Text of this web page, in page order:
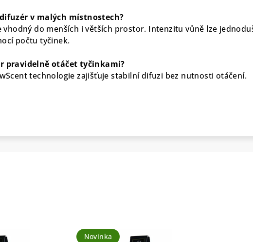
v malých místnostech?
vhodný do menších i větších prostor. Intenzitu vůně lze
počtu tyčinek.
pravidelně otáčet tyčinkami?
technologie zajišťuje stabilní difuzi bez nutnosti otáčení.
Novinka